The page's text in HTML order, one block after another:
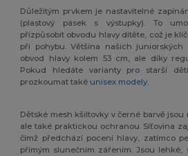
Důležitým prvkem je nastavitelné
(plastový pásek s výstupky). To
přizpůsobit obvodu hlavy dítěte, což je
při pohybu. Většina našich
obvod hlavy kolem 53 cm, ale díky
Pokud hledáte varianty pro starší
prozkoumat také unisex modely.
Dětské mesh kšiltovky v černé barvě
ale také praktickou ochranou. Síťovina
čímž předchází pocení hlavy, zatímco
přímým slunečním zářením. Jsou